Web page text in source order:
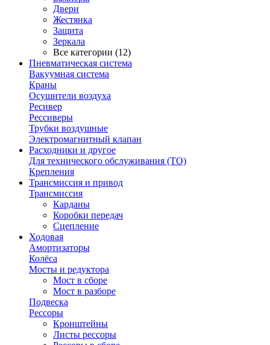
Двери
Жестянка
Защита
Зеркала
Все категории (12)
Пневматическая система
Вакуумная система
Краны
Осушители воздуха
Ресивер
Рессиверы
Трубки воздушные
Электромагнитный клапан
Расходники и другое
Для технического обслуживания (ТО)
Крепления
Трансмиссия и привод
Трансмиссия
Карданы
Коробки передач
Сцепление
Ходовая
Амортизаторы
Колёса
Мосты и редуктора
Мост в сборе
Мост в разборе
Подвеска
Рессоры
Кронштейны
Листы рессоры